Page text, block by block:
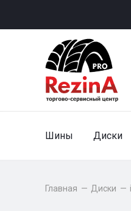
Шины Диски
Главная — Диски —